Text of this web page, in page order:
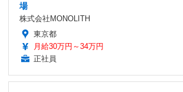
場
株式会社MONOLITH
東京都
月給30万円～34万円
正社員